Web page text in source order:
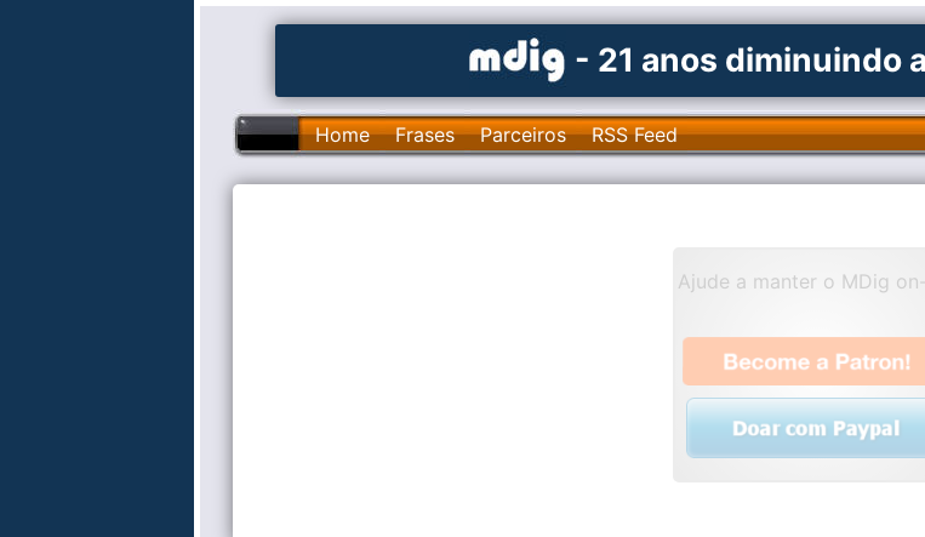
- 21 anos diminuindo
Home Frases Parceiros RSS Feed
Ajude a manter o MDig